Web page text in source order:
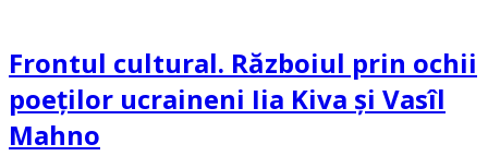
Frontul cultural. Războiul prin ochii
poeților ucraineni Iia Kiva și Vasîl
Mahno